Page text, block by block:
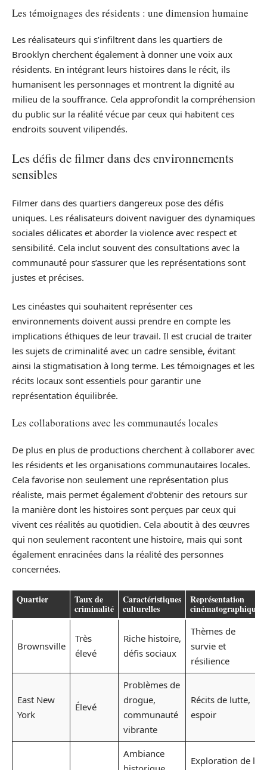
Les témoignages des résidents : une dimension humaine
Les réalisateurs qui s’infiltrent dans les quartiers de
Brooklyn cherchent également à donner une voix aux
résidents. En intégrant leurs histoires dans le récit, ils
humanisent les personnages et montrent la dignité au
milieu de la souffrance. Cela approfondit la compréhension
du public sur la réalité vécue par ceux qui habitent ces
endroits souvent vilipendés.
Les défis de filmer dans des environnements
sensibles
Filmer dans des quartiers dangereux pose des défis
uniques. Les réalisateurs doivent naviguer des dynamiques
sociales délicates et aborder la violence avec respect et
sensibilité. Cela inclut souvent des consultations avec la
communauté pour s’assurer que les représentations sont
justes et précises.
Les cinéastes qui souhaitent représenter ces
environnements doivent aussi prendre en compte les
implications éthiques de leur travail. Il est crucial de traiter
les sujets de criminalité avec un cadre sensible, évitant
ainsi la stigmatisation à long terme. Les témoignages et les
récits locaux sont essentiels pour garantir une
représentation équilibrée.
Les collaborations avec les communautés locales
De plus en plus de productions cherchent à collaborer avec
les résidents et les organisations communautaires locales.
Cela favorise non seulement une représentation plus
réaliste, mais permet également d’obtenir des retours sur
la manière dont les histoires sont perçues par ceux qui
vivent ces réalités au quotidien. Cela aboutit à des œuvres
qui non seulement racontent une histoire, mais qui sont
également enracinées dans la réalité des personnes
concernées.
Quartier Taux de
criminalité
Caractéristiques
culturelles
Représentation
cinématographique
Brownsville
Très
élevé
Riche histoire,
défis sociaux
Thèmes de
survie et
résilience
East New
York
Élevé
Problèmes de
drogue,
communauté
vibrante
Récits de lutte,
espoir
Ambiance
Exploration de la